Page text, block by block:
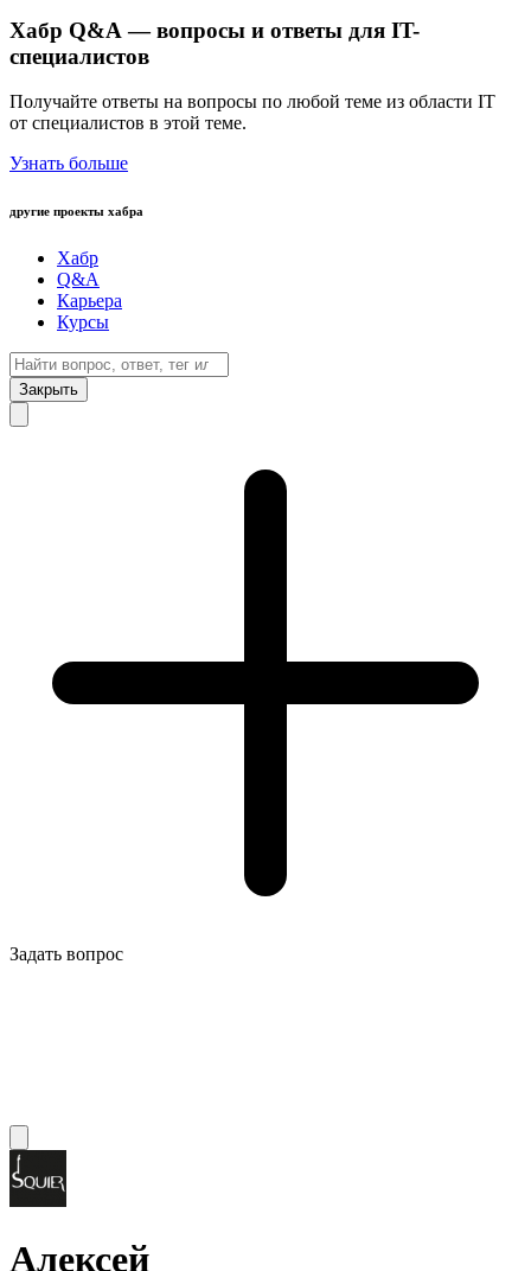
Хабр Q&A — вопросы и ответы для IT-
специалистов
Получайте ответы на вопросы по любой теме из области IT
от специалистов в этой теме.
Узнать больше
другие проекты хабра
Хабр
Q&A
Карьера
Курсы
Закрыть
Задать вопрос
Алексей